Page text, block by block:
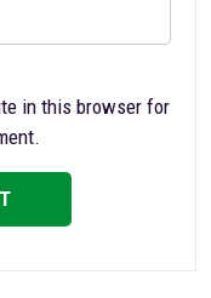
in this browser for